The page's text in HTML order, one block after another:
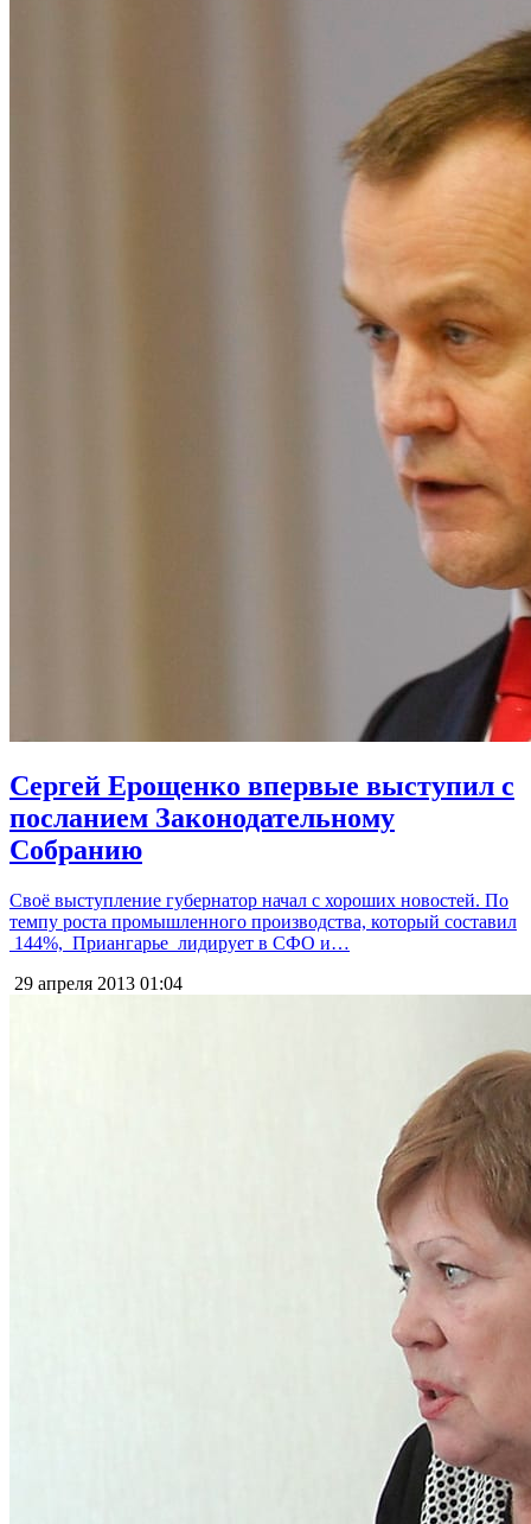
Сергей Ерощенко впервые выступил с
посланием Законодательному
Собранию
Своё выступление губернатор начал с хороших новостей. По
темпу роста промышленного производства, который составил
144%, Приангарье лидирует в СФО и…
29 апреля 2013 01:04